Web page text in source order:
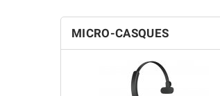
MICRO-CASQUES